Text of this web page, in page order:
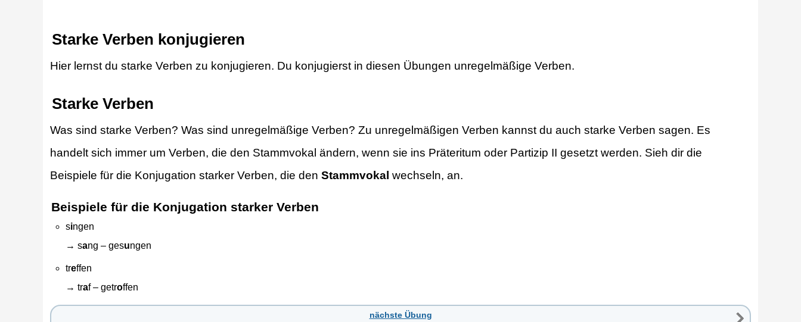
Starke Verben konjugieren
Hier lernst du starke Verben zu konjugieren. Du konjugierst in diesen Übungen unregelmäßige Verben.
Starke Verben
Was sind starke Verben? Was sind unregelmäßige Verben? Zu unregelmäßigen Verben kannst du auch starke Verben sagen. Es
handelt sich immer um Verben, die den Stammvokal ändern, wenn sie ins Präteritum oder Partizip II gesetzt werden. Sieh dir die
Beispiele für die Konjugation starker Verben, die den Stammvokal wechseln, an.
Beispiele für die Konjugation starker Verben
singen
→ sang – gesungen
treffen
→ traf – getroffen
nächste Übung